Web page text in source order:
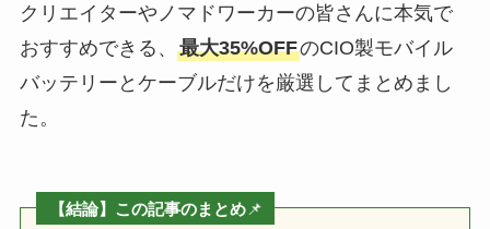
クリエイターやノマドワーカーの皆さんに本気で
おすすめできる、 最大35%OFFのCIO製モバイル
バッテリーとケーブルだけを厳選してまとめまし
た。
【結論】この記事のまとめ📌